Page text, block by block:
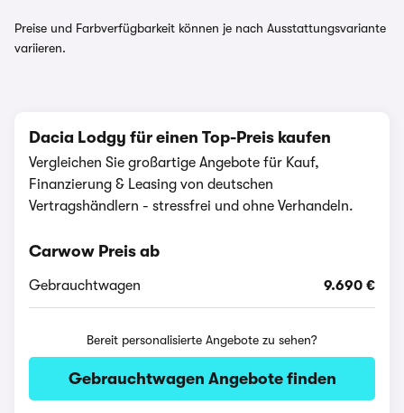
Preise und Farbverfügbarkeit können je nach Ausstattungsvariante
variieren.
Dacia Lodgy für einen Top-Preis kaufen
Vergleichen Sie großartige Angebote für Kauf,
Finanzierung & Leasing von deutschen
Vertragshändlern - stressfrei und ohne Verhandeln.
Carwow Preis ab
Gebrauchtwagen 9.690 €
Bereit personalisierte Angebote zu sehen?
Gebrauchtwagen Angebote finden